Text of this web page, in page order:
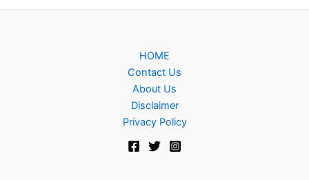
HOME
Contact Us
About Us
Disclaimer
Privacy Policy